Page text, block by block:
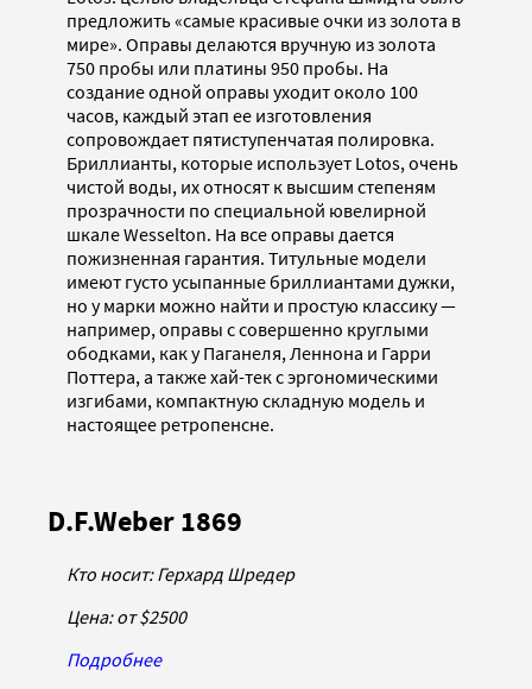
предложить «самые красивые очки из золота в
мире». Оправы делаются вручную из золота
750 пробы или платины 950 пробы. На
создание одной оправы уходит около 100
часов, каждый этап ее изготовления
сопровождает пятиступенчатая полировка.
Бриллианты, которые использует Lotos, очень
чистой воды, их относят к высшим степеням
прозрачности по специальной ювелирной
шкале Wesselton. На все оправы дается
пожизненная гарантия. Титульные модели
имеют густо усыпанные бриллиантами дужки,
но у марки можно найти и простую классику —
например, оправы с совершенно круглыми
ободками, как у Паганеля, Леннона и Гарри
Поттера, а также хай-тек с эргономическими
изгибами, компактную складную модель и
настоящее ретропенсне.
D.F.Weber 1869
Кто носит: Герхард Шредер
Цена: от$2500
Подробнее